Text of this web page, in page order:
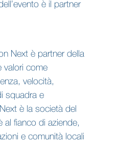
è il partner
Next è partner della
valori come
velocità,
squadra e
è la società del
al fianco di aziende,
e comunità locali